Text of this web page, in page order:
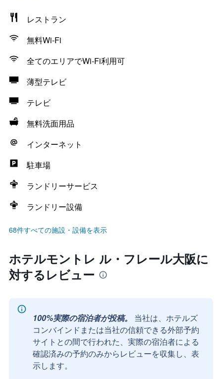
レストラン
無料Wi-Fi
全てのエリアでWi-Fi利用可
薄型テレビ
テレビ
無料洗面用品
インターネット
駐車場
ランドリーサービス
ランドリー設備
68件すべての施設・設備を表示
ホテルモントレ ル・フレール大阪に
対するレビュー
100%実際の宿泊者が投稿。
当社は、ホテルズ
コンバインドまたは当社の信頼できる外部予約
サイトとの間で行われた、実際の宿泊者による
確認済みの予約のみからレビューを収集し、表
示します。